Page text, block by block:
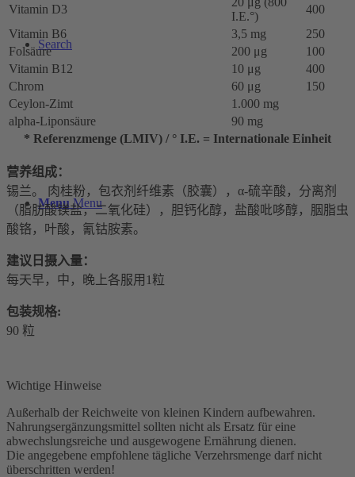
Search
Menu Menu
Vitamin D3
I.E.°)
400
Vitamin B6
3,5 mg
250
Folsäure
200 μg
100
Vitamin B12
10 μg
400
Chrom
60 μg
150
Ceylon-Zimt
1.000 mg
alpha-Liponsäure
90 mg
* Referenzmenge (LMIV) / ° I.E. = Internationale Einheit
营养组成：
锡兰。 肉桂粉，包衣剂纤维素（胶囊），α-硫辛酸，分离剂
（脂肪酸镁盐，二氧化硅），胆钙化醇，盐酸吡哆醇，胭脂虫
酸铬，叶酸，氰钴胺素。
建议日摄入量：
每天早，中，晚上各服用1粒
包装规格:
90 粒
Wichtige Hinweise
Außerhalb der Reichweite von kleinen Kindern aufbewahren.
Nahrungsergänzungsmittel sollten nicht als Ersatz für eine
abwechslungsreiche und ausgewogene Ernährung dienen.
Die angegebene empfohlene tägliche Verzehrsmenge darf nicht
überschritten werden!